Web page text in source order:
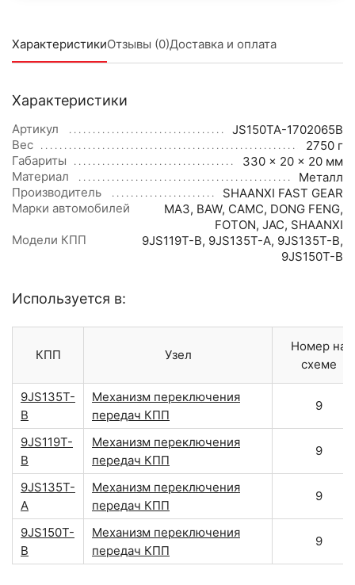
ХарактеристикиОтзывы (0)Доставка и оплата
Характеристики
Артикул
JS150TA-1702065B
Вес
2750 г
Габариты
330 × 20 × 20 мм
Материал
Металл
Производитель
SHAANXI FAST GEAR
Марки автомобилей
МАЗ, BAW, CAMC, DONG FENG,
FOTON, JAC, SHAANXI
Модели КПП
9JS119T-B, 9JS135T-A, 9JS135T-B,
9JS150T-B
Используется в:
КПП Узел
Номер на
схеме
9JS135T-
B
Механизм переключения
передач КПП
9
9JS119T-
B
Механизм переключения
передач КПП
9
9JS135T-
A
Механизм переключения
передач КПП
9
9JS150T-
B
Механизм переключения
передач КПП
9